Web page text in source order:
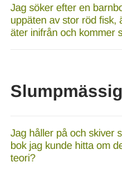
Jag söker efter en
uppäten av stor röd fisk,
äter inifrån och kommer
Jag håller på och skiver
bok jag kunde hitta om
teori?